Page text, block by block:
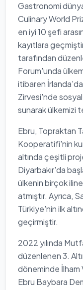
Gastronomi
Culinary World
en iyi 10 şefi
kayıtlara
tarafından
Forum'unda
itibaren
Zirvesi'nde
sunarak ülkemizi
Ebru, Topraktan
Kooperatifi'nin
altında çeşitli
Diyarbakır'da
ülkenin birçok
atmıştır. Ayrıca,
Türkiye'nin ilk
geçirmiştir.
2022 yılında
düzenlenen 3.
döneminde İlham
Ebru Baybara